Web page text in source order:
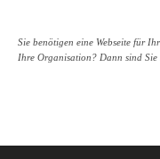
Sie benötigen eine Webseite für
Ihre Organisation? Dann sind Sie